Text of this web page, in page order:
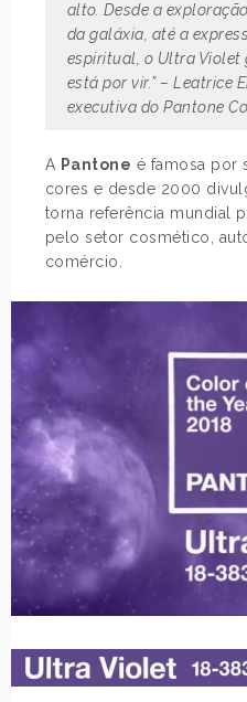
alto. Desde a
da galáxia, até a
espiritual, o Ultra Violet
está por vir.” – Leatrice
executiva do Pantone
A Pantone é famosa por
cores e desde 2000
torna referência mundial
pelo setor cosmético,
comércio.